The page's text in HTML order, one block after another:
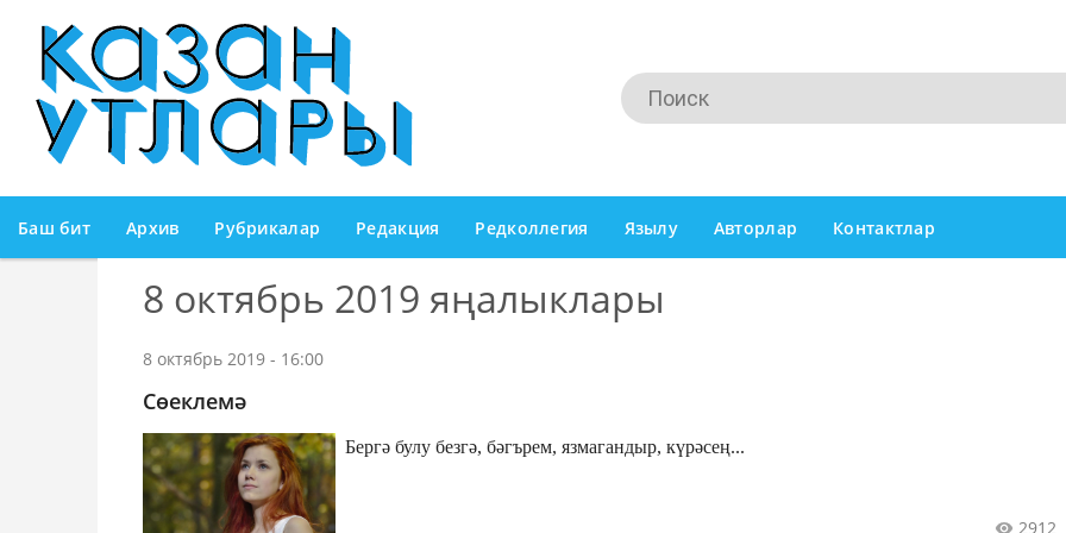
Баш бит Архив Рубрикалар Редакция Редколлегия Язылу Авторлар Контактлар
8 октябрь 2019 яңалыклары
8 октябрь 2019 - 16:00
Сөеклемә
Бергә булу безгә, бәгърем, язмагандыр, күрәсең...
2912